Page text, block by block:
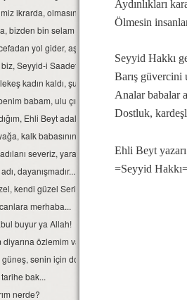
ikrarda, olmasın hile ile cefa…
bizden bin selam olsun...
yol gider, aşk kapısına...
Seyyid-i Saadet Evlad-ı Resulüz…
kadın kaldı, şu cihan-ı alemde...
babam, ulu çınarım...
Ehli Beyt adaleti gelsin...
kalk babasının yiğit aslanı...
severiz, yaradandan ötürü…
dayanışmadır...
kendi güzel Serina’m benim…
merhaba...
buyur ya Allah!
özlemim var...
senin için doğsun...
bak...
nerde?
Aydınlıkları
Ölmesin
Seyyid Hakkı
Barış güvercini
Analar babalar
Dostluk,
Ehli Beyt
=Seyyid